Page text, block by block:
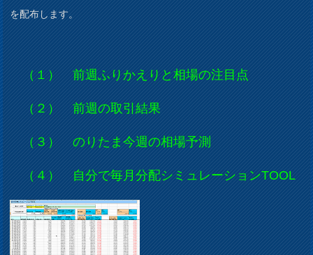
を配布します。
（１） 前週ふりかえりと相場の注目点
（２） 前週の取引結果
（３） のりたま今週の相場予測
（４） 自分で毎月分配シミュレーションTOOL